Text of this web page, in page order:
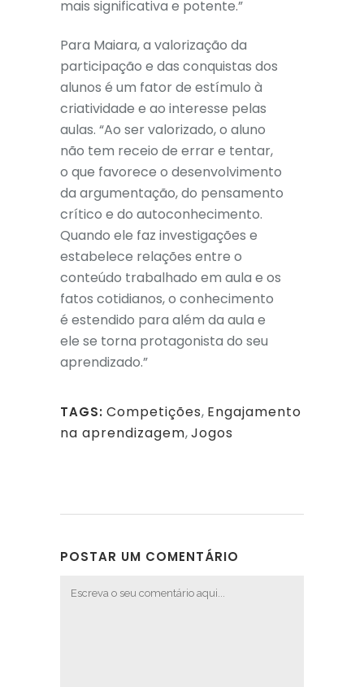
mais significativa e potente.”
Para Maiara, a valorização da
participação e das conquistas dos
alunos é um fator de estímulo à
criatividade e ao interesse pelas
aulas. “Ao ser valorizado, o aluno
não tem receio de errar e tentar,
o que favorece o desenvolvimento
da argumentação, do pensamento
crítico e do autoconhecimento.
Quando ele faz investigações e
estabelece relações entre o
conteúdo trabalhado em aula e os
fatos cotidianos, o conhecimento
é estendido para além da aula e
ele se torna protagonista do seu
aprendizado.”
TAGS: Competições, Engajamento
na aprendizagem,Jogos
POSTAR UM COMENTÁRIO